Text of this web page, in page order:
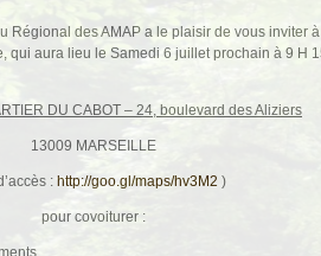
Régional des AMAP a le plaisir de vous inviter
qui aura lieu le Samedi 6 juillet prochain à 9 H
DU CABOT – 24, boulevard des Aliziers
13009 MARSEILLE
: http://goo.gl/maps/hv3M2 )
pour covoiturer :